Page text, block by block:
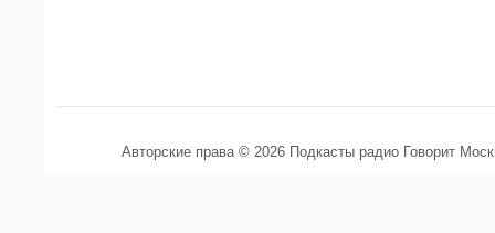
Авторские права © 2026 Подкасты радио Говорит